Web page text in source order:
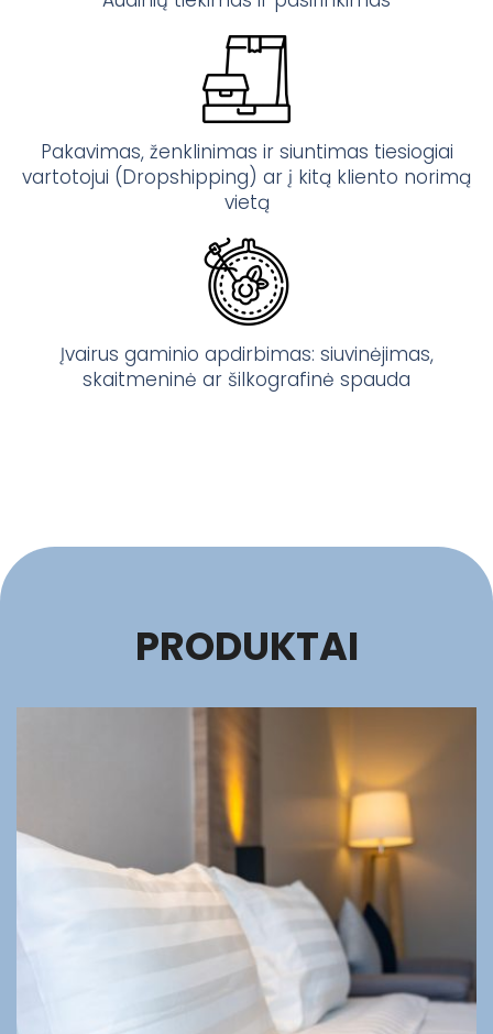
Pakavimas, ženklinimas ir siuntimas tiesiogiai
vartotojui (Dropshipping) ar į kitą kliento norimą
vietą
Įvairus gaminio apdirbimas: siuvinėjimas,
skaitmeninė ar šilkografinė spauda
PRODUKTAI